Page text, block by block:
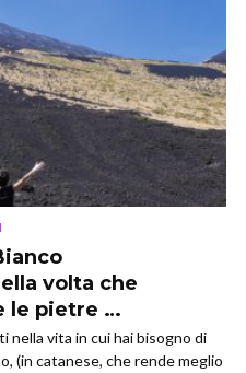
volta che
le pietre …
nella vita in cui hai bisogno di
(in catanese, che rende meglio